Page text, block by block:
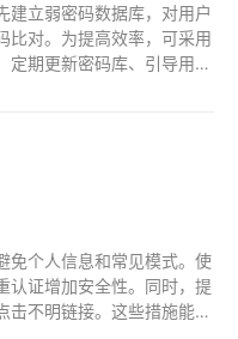
建立弱密码数据库，对用户
比对。为提高效率，可采用
定期更新密码库、引导用户
免个人信息和常见模式。使
认证增加安全性。同时，提
击不明链接。这些措施能有